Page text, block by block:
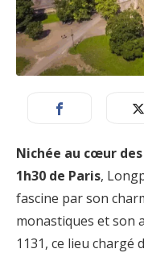
Nichée au cœur
1h30 de Paris,
fascine par son
monastiques et son
1131, ce lieu chargé